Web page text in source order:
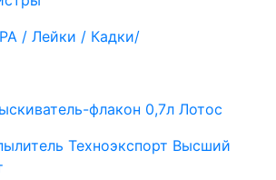
/ Лейки / Кадки/
флакон 0,7л Лотос
Техноэкспорт Высший